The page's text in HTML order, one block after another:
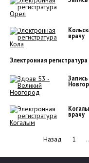
врачу
Электронная
врачу
Назад 1